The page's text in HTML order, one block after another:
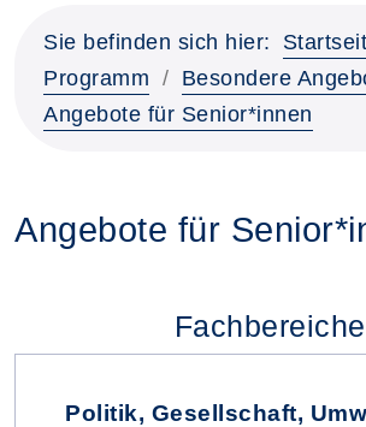
Sie befinden sich hier:
Programm
Besondere
Angebote für Senior*innen
Angebote für
Fachbereiche
Politik, Gesellschaft,